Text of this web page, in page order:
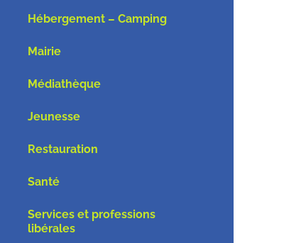
Hébergement – Camping
Mairie
Médiathèque
Jeunesse
Restauration
Santé
Services et professions
libérales